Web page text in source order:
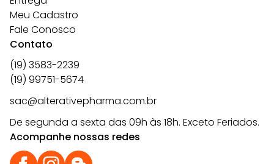
Meu Cadastro
Fale Conosco
Contato
(19) 3583-2239
(19) 99751-5674
sac@alterativepharma.com.br
De segunda a sexta das 09h às 18h. Exceto Feriados.
Acompanhe nossas redes